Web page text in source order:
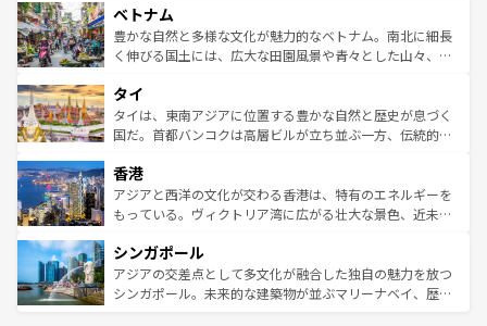
参照してほしい。
容にもいいと評判のスイーツなど、バラエティ豊かな料理
が味わえる。 なお、新着の台湾情報は コンテンツ一覧を参
照してほしい。
き、地方に足を延ばせば四季折々の自然美を楽しむことが
できる。そして、キムチや焼肉、絶品のストリートフード
まで、さまざまな韓国料理が待っている。夜には、韓国な
リティに包まれながら、韓国の多彩な魅力を心ゆくまで味
わってみてほしい。 なお、新着の韓国情報はコンテンツ一
覧を参照してほしい。
ベトナム
豊かな自然と多様な文化が魅力的なベトナム。南北に細長
く伸びる国土には、広大な田園風景や青々とした山々、世
急速な発展と共に伝統が息づく。ハノイの古い町並みやホ
ーチミン市のフランス統治時代の建物も、独特の雰囲気を
醸し出している。また、バラエティの豊かさとおいしさで
とつ。フォーやバインミー、ベトナムコーヒーなどは、ぜ
ひ現地で味わいたい。どの地域を訪れてもあたたかい人々
が旅行者を迎えてくれるので、きっと忘れられない旅にな
参照してほしい。
タイ
タイは、東南アジアに位置する豊かな自然と歴史が息づく
国だ。首都バンコクは高層ビルが立ち並ぶ一方、伝統的な
の活気が交差している。北部ではチェンマイなどの山岳地
帯で自然と触れ合い、南部ではプーケットやクラビの美し
いビーチでリゾート気分を楽しむことができる。タイ料理
激する。気候は一年中温暖で、どの季節にも異なる楽しみ
が待っている。親しみやすいタイの人々、仏教を中心とし
た文化、そして多様な観光資源が、訪れる旅人を魅了し続
香港
アジアと西洋の文化が交わる香港は、特有のエネルギーを
もっている。ヴィクトリア湾に広がる壮大な景色、近未来
み、どこを訪れても感動するはず。観光スポットが密集し
ており、効率よく見どころを回れるのも魅力。息をのむよ
うな絶景から文化的な体験まで、香港を存分に楽しみ尽く
シンガポール
アジアの交差点として多文化が融合した独自の魅力を放つ
シンガポール。未来的な建築物が並ぶマリーナベイ、歴史